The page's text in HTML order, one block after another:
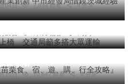
04日 7,894 觀看 4 分享
上橋 交通局籲多搭大眾運輸
25日 7,495 觀看 7 分享
健康 旅遊
苗栗食、宿、遊、購、行全攻
10日 10,647 觀看 4 分享
石海之夏」煙火盛會 嘉義縣